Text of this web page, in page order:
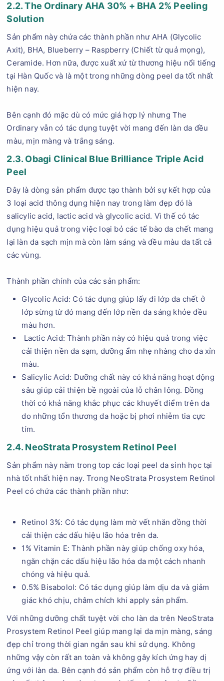
2.2. The Ordinary AHA 30% + BHA 2% Peeling
Solution
Sản phẩm này chứa các thành phần như AHA (Glycolic
Axit), BHA, Blueberry – Raspberry (Chiết từ quả mọng),
Ceramide. Hơn nữa, được xuất xứ từ thương hiệu nổi tiếng
tại Hàn Quốc và là một trong những dòng peel da tốt nhất
hiện nay.
Bên cạnh đó mặc dù có mức giá hợp lý nhưng The
Ordinary vẫn có tác dụng tuyệt vời mang đến làn da đều
màu, mịn màng và trắng sáng.
2.3. Obagi Clinical Blue Brilliance Triple Acid
Peel
Đây là dòng sản phẩm được tạo thành bởi sự kết hợp của
3 loại acid thông dụng hiện nay trong làm đẹp đó là
salicylic acid, lactic acid và glycolic acid. Vì thế có tác
dụng hiệu quả trong việc loại bỏ các tế bào da chết mang
lại làn da sạch mịn mà còn làm sáng và đều màu da tất cả
các vùng.
Thành phần chính của các sản phẩm:
Glycolic Acid: Có tác dụng giúp lấy đi lớp da chết ở
lớp sừng từ đó mang đến lớp nền da sáng khỏe đều
màu hơn.
Lactic Acid: Thành phần này có hiệu quả trong việc
cải thiện nền da sạm, dưỡng ẩm nhẹ nhàng cho da xỉn
màu.
Salicylic Acid: Dưỡng chất này có khả năng hoạt động
sâu giúp cải thiện bề ngoài của lỗ chân lông. Đồng
thời có khả năng khắc phục các khuyết điểm trên da
do những tổn thương da hoặc bị phơi nhiễm tia cực
tím.
2.4. NeoStrata Prosystem Retinol Peel
Sản phẩm này nằm trong top các loại peel da sinh học tại
nhà tốt nhất hiện nay. Trong NeoStrata Prosystem Retinol
Peel có chứa các thành phần như:
Retinol 3%: Có tác dụng làm mờ vết nhăn đồng thời
cải thiện các dấu hiệu lão hóa trên da.
1% Vitamin E: Thành phần này giúp chống oxy hóa,
ngăn chặn các dấu hiệu lão hóa da một cách nhanh
chóng và hiệu quả.
0.5% Bisabolol: Có tác dụng giúp làm dịu da và giảm
giác khó chịu, châm chích khi apply sản phẩm.
Với những dưỡng chất tuyệt vời cho làn da trên NeoStrata
Prosystem Retinol Peel giúp mang lại da mịn màng, sáng
đẹp chỉ trong thời gian ngắn sau khi sử dụng. Không
những vậy còn rất an toàn và không gây kích ứng hay dị
ứng với làn da. Bên cạnh đó sản phẩm còn hỗ trợ điều trị